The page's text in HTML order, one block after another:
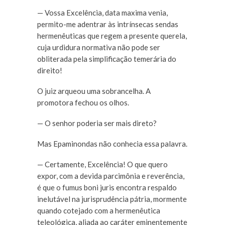
— Vossa Excelência, data maxima venia,
permito-me adentrar às intrínsecas sendas
hermenêuticas que regem a presente querela,
cuja urdidura normativa não pode ser
obliterada pela simplificação temerária do
direito!
O juiz arqueou uma sobrancelha. A
promotora fechou os olhos.
— O senhor poderia ser mais direto?
Mas Epaminondas não conhecia essa palavra.
— Certamente, Excelência! O que quero
expor, com a devida parcimônia e reverência,
é que o fumus boni juris encontra respaldo
inelutável na jurisprudência pátria, mormente
quando cotejado com a hermenêutica
teleológica, aliada ao caráter eminentemente